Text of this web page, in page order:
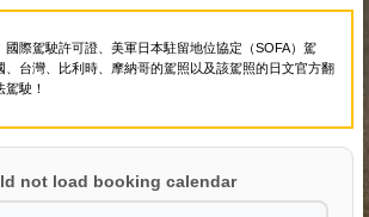
國際駕駛許可證、美軍日本駐留地位協定（SOFA）駕
、台灣、比利時、摩納哥的駕照以及該駕照的日文官方翻
駛！
not load booking calendar